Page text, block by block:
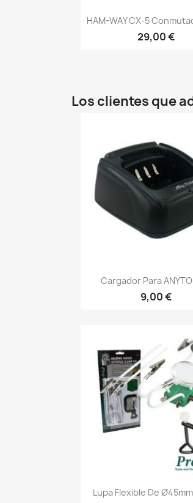
Vista rápida
HAM-WAY CX-5
29,00 €
Los clientes que
Vista rápida
Cargador Para
9,00 €
Vista rápida
Lupa Flexible De